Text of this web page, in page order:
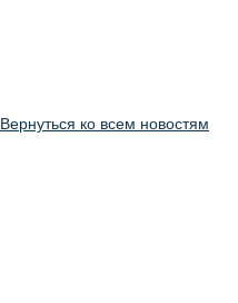
Вернуться ко всем новостям